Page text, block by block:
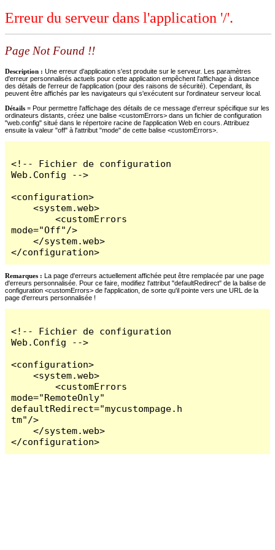
Erreur du serveur dans l'application '/'.
Page Not Found !!
Description : Une erreur d'application s'est produite sur le serveur. Les paramètres
d'erreur personnalisés actuels pour cette application empêchent l'affichage à distance
des détails de l'erreur de l'application (pour des raisons de sécurité). Cependant, ils
peuvent être affichés par les navigateurs qui s'exécutent sur l'ordinateur serveur local.
Détails = Pour permettre l'affichage des détails de ce message d'erreur spécifique sur les
ordinateurs distants, créez une balise <customErrors> dans un fichier de configuration
"web.config" situé dans le répertoire racine de l'application Web en cours. Attribuez
ensuite la valeur "off" à l'attribut "mode" de cette balise <customErrors>.
<!-- Fichier de configuration
Web.Config -->
<configuration>
    <system.web>
        <customErrors
mode="Off"/>
    </system.web>
</configuration>
Remarques : La page d'erreurs actuellement affichée peut être remplacée par une page
d'erreurs personnalisée. Pour ce faire, modifiez l'attribut "defaultRedirect" de la balise de
configuration <customErrors> de l'application, de sorte qu'il pointe vers une URL de la
page d'erreurs personnalisée !
<!-- Fichier de configuration
Web.Config -->
<configuration>
    <system.web>
        <customErrors
mode="RemoteOnly"
defaultRedirect="mycustompage.h
tm"/>
    </system.web>
</configuration>